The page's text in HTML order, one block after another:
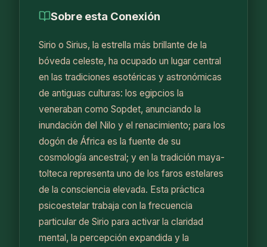
Claudio Arenas Vergara
Sobre esta Conexión
Sirio o Sirius, la estrella más brillante de la
bóveda celeste, ha ocupado un lugar central
en las tradiciones esotéricas y astronómicas
de antiguas culturas: los egipcios la
veneraban como Sopdet, anunciando la
inundación del Nilo y el renacimiento; para los
dogón de África es la fuente de su
cosmología ancestral; y en la tradición maya-
tolteca representa uno de los faros estelares
de la consciencia elevada. Esta práctica
psicoestelar trabaja con la frecuencia
particular de Sirio para activar la claridad
mental, la percepción expandida y la